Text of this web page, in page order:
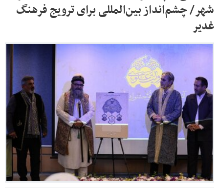
شهر/ چشم‌انداز بین‌المللی برای ترویج فرهنگ
غدیر